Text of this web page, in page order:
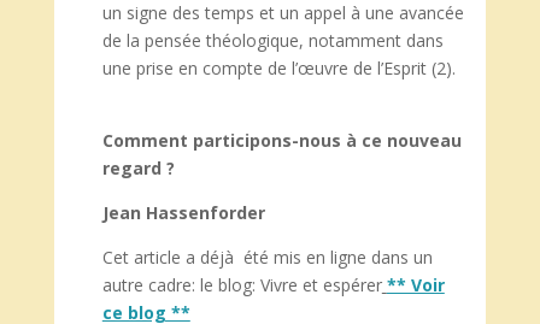
un signe des temps et un appel à une avancée
de la pensée théologique, notamment dans
une prise en compte de l’œuvre de l’Esprit (2).
Comment participons-nous à ce nouveau
regard ?
Jean Hassenforder
Cet article a déjà été mis en ligne dans un
autre cadre: le blog: Vivre et espérer ** Voir
ce blog **